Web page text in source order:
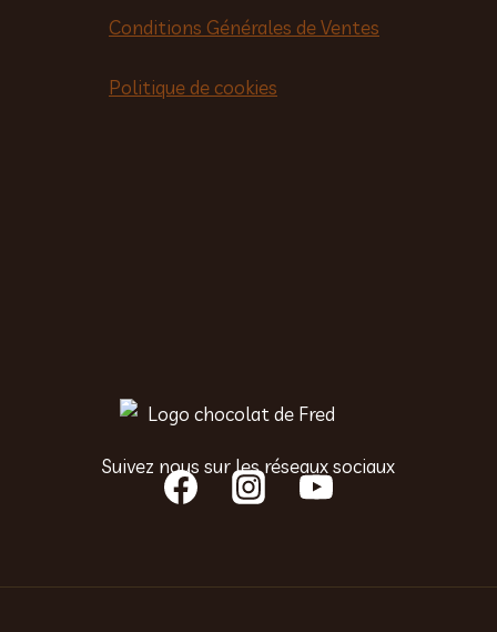
Conditions Générales de Ventes
Politique de cookies
Suivez nous sur les réseaux sociaux